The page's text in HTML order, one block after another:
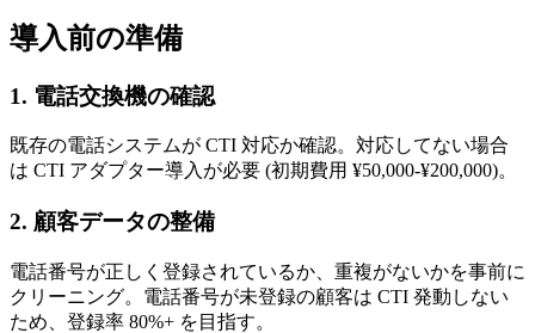
導入前の準備
1. 電話交換機の確認
既存の電話システムが CTI 対応か確認。対応してない場合
は CTI アダプター導入が必要 (初期費用 ¥50,000-¥200,000)。
2. 顧客データの整備
電話番号が正しく登録されているか、重複がないかを事前に
クリーニング。電話番号が未登録の顧客は CTI 発動しない
ため、登録率 80%+ を目指す。